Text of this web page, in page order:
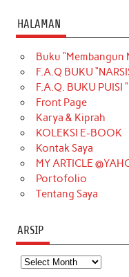
c
e
b
o
o
k
t
a
g
r
a
m
T
o
k
t
e
r
HALAMAN
Buku “Membangun
F.A.Q BUKU
F.A.Q. BUKU PUISI
Front Page
Karya & Kiprah
KOLEKSI E-BOOK
Kontak Saya
MY ARTICLE
Portofolio
Tentang Saya
ARSIP
Arsip